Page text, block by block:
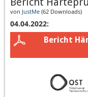
von JustMe (62 Downloads)
04.04.2022:
Bericht